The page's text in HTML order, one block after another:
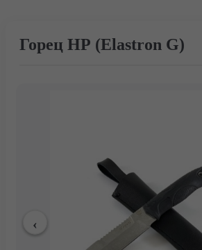
Горец НР (Elastron G)